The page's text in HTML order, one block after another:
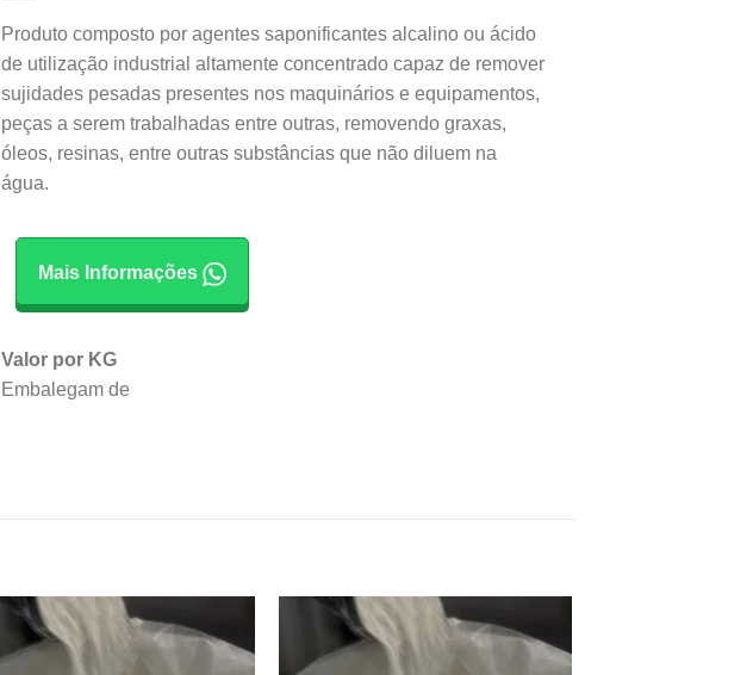
Produto composto por agentes saponificantes alcalino ou ácido
de utilização industrial altamente concentrado capaz de remover
sujidades pesadas presentes nos maquinários e equipamentos,
peças a serem trabalhadas entre outras, removendo graxas,
óleos, resinas, entre outras substâncias que não diluem na
água.
Mais Informações
Valor por KG
Embalegam de